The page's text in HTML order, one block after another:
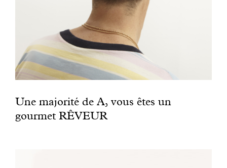
Une majorité de A, vous êtes un
gourmet RÊVEUR